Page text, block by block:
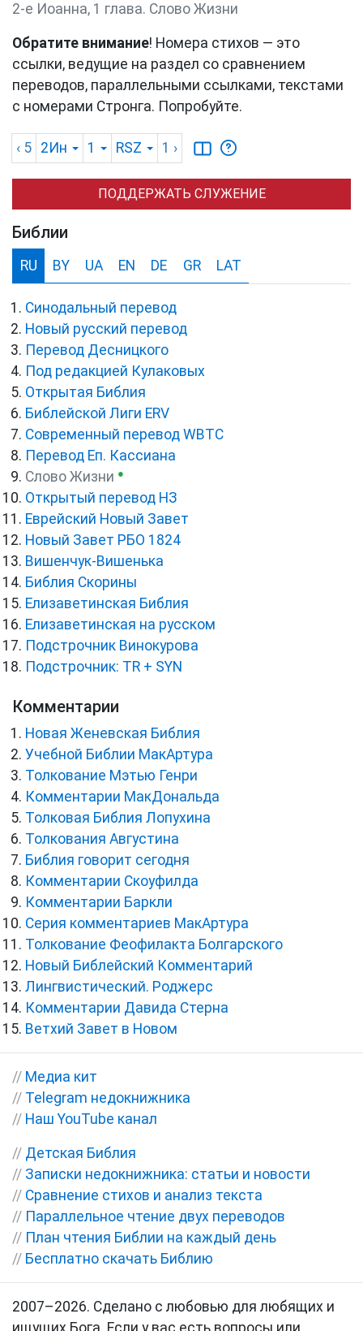
2-е Иоанна, 1 глава. Слово Жизни
Обратите внимание! Номера стихов — это
ссылки, ведущие на раздел со сравнением
переводов, параллельными ссылками, текстами
с номерами Стронга. Попробуйте.
‹ 5 2Ин 1 RSZ 1 ›
ПОДДЕРЖАТЬ СЛУЖЕНИЕ
Библии
RU BY UA EN DE GR LAT
Синодальный перевод
Новый русский перевод
Перевод Десницкого
Под редакцией Кулаковых
Открытая Библия
Библейской Лиги ERV
Cовременный перевод WBTC
Перевод Еп. Кассиана
Слово Жизни ●
Открытый перевод НЗ
Еврейский Новый Завет
Новый Завет РБО 1824
Вишенчук-Вишенька
Библия Скорины
Елизаветинская Библия
Елизаветинская на русском
Подстрочник Винокурова
Подстрочник: TR + SYN
Комментарии
Новая Женевская Библия
Учебной Библии МакАртура
Толкование Мэтью Генри
Комментарии МакДональда
Толковая Библия Лопухина
Толкования Августина
Библия говорит сегодня
Комментарии Скоуфилда
Комментарии Баркли
Серия комментариев МакАртура
Толкование Феофилакта Болгарского
Новый Библейский Комментарий
Лингвистический. Роджерс
Комментарии Давида Стерна
Ветхий Завет в Новом
// Медиа кит
// Telegram недокнижника
// Наш YouTube канал
// Детская Библия
// Записки недокнижника: статьи и новости
// Сравнение стихов и анализ текста
// Параллельное чтение двух переводов
// План чтения Библии на каждый день
// Бесплатно скачать Библию
2007–2026. Сделано с любовью для любящих и